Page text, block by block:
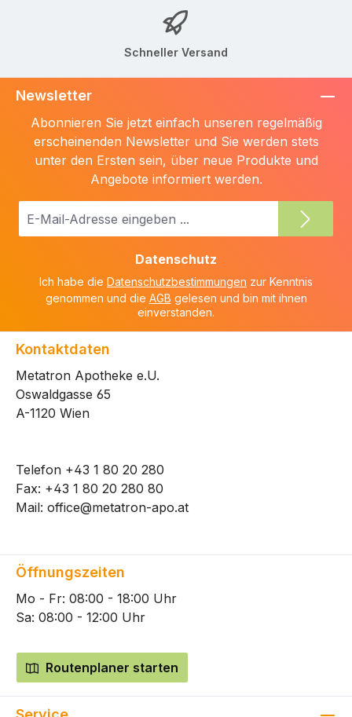
Schneller Versand
Newsletter
Abonnieren Sie jetzt einfach unseren regelmäßig
erscheinenden Newsletter und Sie werden stets
unter den Ersten sein, über neue Produkte und
Angebote informiert werden.
E-
Datenschutz
Ich habe die Datenschutzbestimmungen zur Kenntnis
genommen und die AGB gelesen und bin mit ihnen
einverstanden.
Kontaktdaten
Metatron Apotheke e.U.
Oswaldgasse 65
A-1120 Wien
Telefon +43 1 80 20 280
Fax: +43 1 80 20 280 80
Mail: office@metatron-apo.at
Öffnungszeiten
Mo - Fr: 08:00 - 18:00 Uhr
Sa: 08:00 - 12:00 Uhr
Routenplaner starten